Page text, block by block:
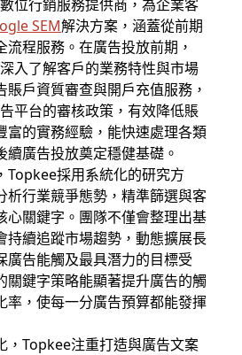
位行銷服務提供商，為企業客
SEM解決方案，涵蓋從前期
程服務。在廣告投放前期，
入了解客戶的業務特性與市場
賬戶資質審查與開戶充值服務，
平台的審核政策，有效降低賬
富的實務經驗，能快速處理各類
續廣告投放奠定穩健基礎。
Topkee採用系統化的研究方
析行業競爭態勢，精準篩選與客
心關鍵字。團隊不僅會整理出基
持續追蹤市場趨勢，動態擴展長
廣告能觸及最具潛力的目標受
關鍵字策略能顯著提升廣告的觸
率，使每一分廣告預算都能發揮
，Topkee注重打造與廣告文案